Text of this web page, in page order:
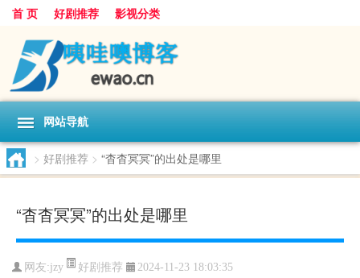
首 页 好剧推荐 影视分类
网站导航
> 好剧推荐 > “杳杳冥冥”的出处是哪里
“杳杳冥冥”的出处是哪里
网友:jzy 好剧推荐 2024-11-23 18:03:35